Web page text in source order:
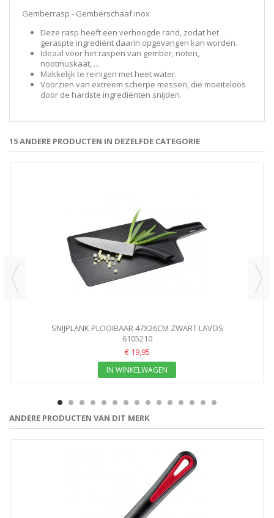
Gemberrasp - Gemberschaaf inox
Deze rasp heeft een verhoogde rand, zodat het
geraspte ingrediënt daarin opgevangen kan worden.
Ideaal voor het raspen van gember, noten,
nootmuskaat, ...
Makkelijk te reinigen met heet water.
Voorzien van extreem scherpe messen, die moeiteloos
door de hardste ingrediënten snijden.
15 ANDERE PRODUCTEN IN DEZELFDE CATEGORIE
SNIJPLANK PLOOIBAAR 47X26CM ZWART LAVOS
6105210
€ 19,95
IN WINKELWAGEN
ANDERE PRODUCTEN VAN DIT MERK